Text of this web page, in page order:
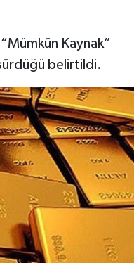
Kaynak”
belirtildi.